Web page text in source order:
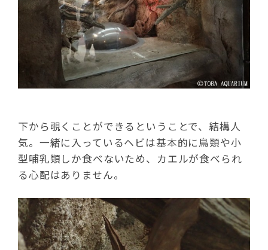
下から覗くことができるということで、結構人
気。一緒に入っているヘビは基本的に鳥類や小
型哺乳類しか食べないため、カエルが食べられ
る心配はありません。